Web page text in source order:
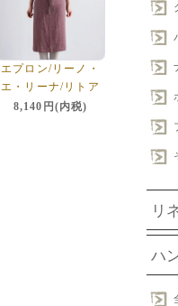
エプロン/リーノ・
エ・リーナ/リトア
ニアリネン/麻/lino
8,140円(内税)
リ
ハ